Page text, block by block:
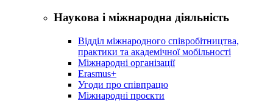
Наукова і міжнародна діяльність
Відділ міжнародного співробітництва,
практики та академічної мобільності
Міжнародні організації
Erasmus+
Угоди про співпрацю
Міжнародні проєкти